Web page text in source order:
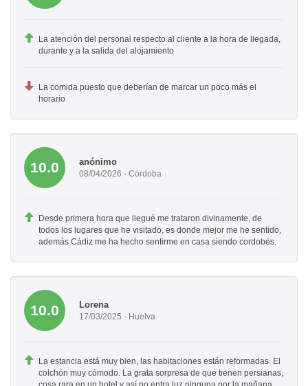
La atención del personal respecto al cliente a la hora de llegada,
durante y a la salida del alojamiento
La comida puesto que deberían de marcar un poco más el
horario
10.0 anónimo
08/04/2026 - Córdoba
Desde primera hora que llegué me trataron divinamente, de
todos los lugares que he visitado, es donde mejor me he sentido,
además Cádiz me ha hecho sentirme en casa siendo cordobés.
10.0 Lorena
17/03/2025 - Huelva
La estancia está muy bien, las habitaciones están reformadas. El
colchón muy cómodo. La grata sorpresa de que tienen persianas,